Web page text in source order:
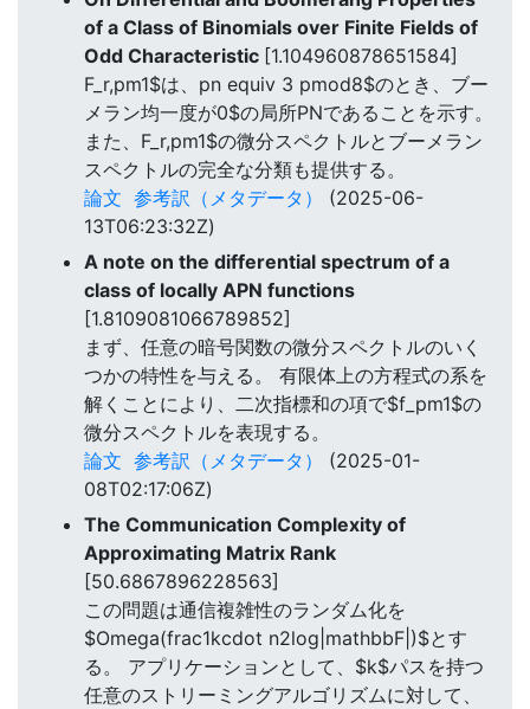
of a Class of Binomials over Finite Fields of
Odd Characteristic [1.104960878651584]
F_r,pm1$は、pn equiv 3 pmod8$のとき、ブー
メラン均一度が0$の局所PNであることを示す。
また、F_r,pm1$の微分スペクトルとブーメラン
スペクトルの完全な分類も提供する。
論文 参考訳（メタデータ）
(2025-06-
13T06:23:32Z)
A note on the differential spectrum of a
class of locally APN functions
[1.8109081066789852]
まず、任意の暗号関数の微分スペクトルのいく
つかの特性を与える。 有限体上の方程式の系を
解くことにより、二次指標和の項で$f_pm1$の
微分スペクトルを表現する。
論文 参考訳（メタデータ）
(2025-01-
08T02:17:06Z)
The Communication Complexity of
Approximating Matrix Rank
[50.6867896228563]
この問題は通信複雑性のランダム化を
$Omega(frac1kcdot n2log|mathbbF|)$とす
る。 アプリケーションとして、$k$パスを持つ
任意のストリーミングアルゴリズムに対して、